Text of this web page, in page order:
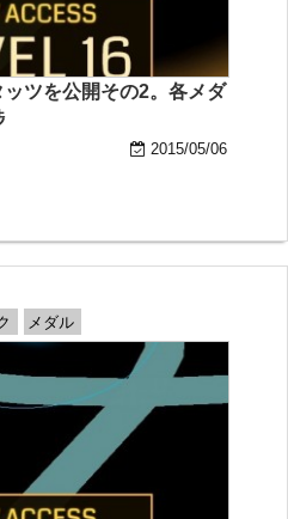
ツを公開その2。各メダ
2015/05/06
メダル